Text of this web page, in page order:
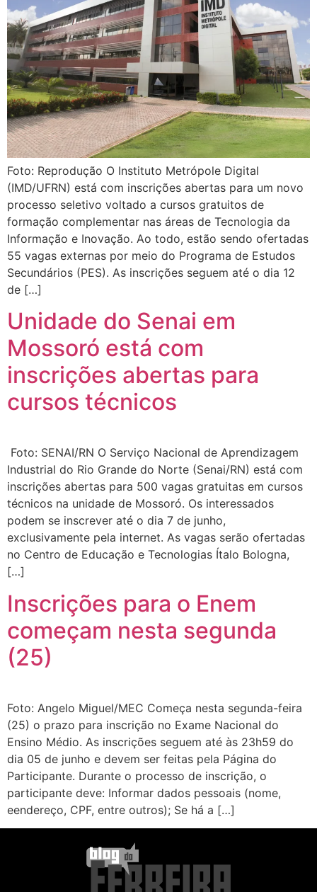
Foto: Reprodução O Instituto Metrópole Digital
(IMD/UFRN) está com inscrições abertas para um novo
processo seletivo voltado a cursos gratuitos de
formação complementar nas áreas de Tecnologia da
Informação e Inovação. Ao todo, estão sendo ofertadas
55 vagas externas por meio do Programa de Estudos
Secundários (PES). As inscrições seguem até o dia 12
de […]
Unidade do Senai em
Mossoró está com
inscrições abertas para
cursos técnicos
Foto: SENAI/RN O Serviço Nacional de Aprendizagem
Industrial do Rio Grande do Norte (Senai/RN) está com
inscrições abertas para 500 vagas gratuitas em cursos
técnicos na unidade de Mossoró. Os interessados
podem se inscrever até o dia 7 de junho,
exclusivamente pela internet. As vagas serão ofertadas
no Centro de Educação e Tecnologias Ítalo Bologna,
[…]
Inscrições para o Enem
começam nesta segunda
(25)
Foto: Angelo Miguel/MEC Começa nesta segunda-feira
(25) o prazo para inscrição no Exame Nacional do
Ensino Médio. As inscrições seguem até às 23h59 do
dia 05 de junho e devem ser feitas pela Página do
Participante. Durante o processo de inscrição, o
participante deve: Informar dados pessoais (nome,
eendereço, CPF, entre outros); Se há a […]